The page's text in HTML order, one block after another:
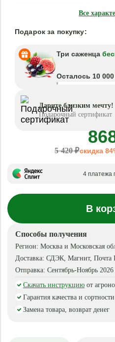
Все
Подарок за покупку:
Три саженца
Осталось 10
Дарите близким мечту!
Подарочный сертификат
5 420 ₽скидка
4 платежа
В
Способы получения
Регион: Москва и Московская
Доставка: СДЭК, Магнит, Почта
Отправка: Сентябрь-Ноябрь
Скачать инструкцию от
Гарантия качества и сортности
Замена товара, возврат денег